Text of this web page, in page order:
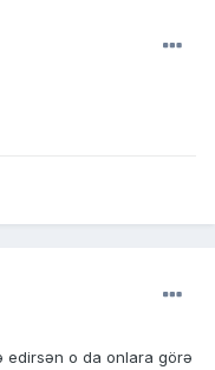
edirsən o da onlara görə